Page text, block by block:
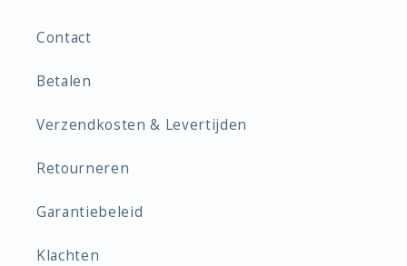
Contact
Betalen
Verzendkosten & Levertijden
Retourneren
Garantiebeleid
Klachten